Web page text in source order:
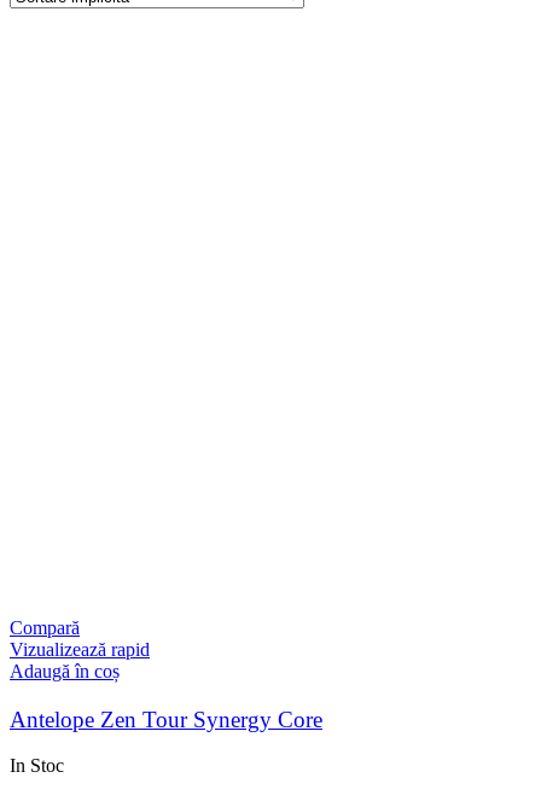
Compară
Vizualizează rapid
Adaugă în coș
Antelope Zen Tour Synergy Core
In Stoc